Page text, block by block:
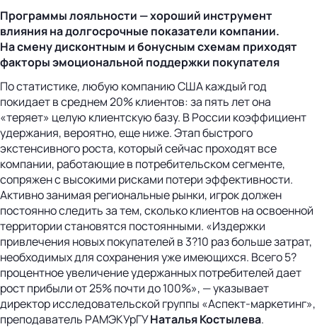
Программы лояльности — хороший инструмент
влияния на долгосрочные показатели компании.
На смену дисконтным и бонусным схемам приходят
факторы эмоциональной поддержки покупателя
По статистике, любую компанию США каждый год
покидает в среднем 20% клиентов: за пять лет она
«теряет» целую клиентскую базу. В России коэффициент
удержания, вероятно, еще ниже. Этап быстрого
экстенсивного роста, который сейчас проходят все
компании, работающие в потребительском сегменте,
сопряжен с высокими рисками потери эффективности.
Активно занимая региональные рынки, игрок должен
постоянно следить за тем, сколько клиентов на освоенной
территории становятся постоянными. «Издержки
привлечения новых покупателей в 3?10 раз больше затрат,
необходимых для сохранения уже имеющихся. Всего 5?
процентное увеличение удержанных потребителей дает
рост прибыли от 25% почти до 100%», — указывает
директор исследовательской группы «Аспект-маркетинг»,
преподаватель РАМЭКУрГУНаталья Костылева.